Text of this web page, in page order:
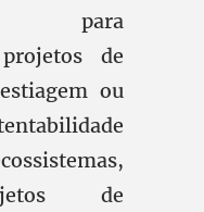
para
de
ou
de